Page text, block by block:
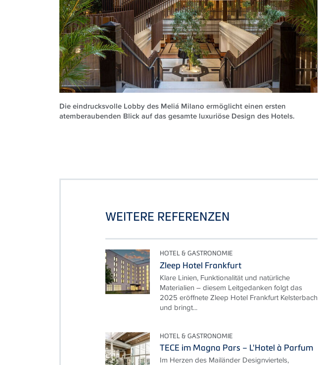
Die eindrucksvolle Lobby des Meliá Milano ermöglicht einen ersten
atemberaubenden Blick auf das gesamte luxuriöse Design des Hotels.
WEITERE REFERENZEN
HOTEL & GASTRONOMIE
Zleep Hotel Frankfurt
Klare Linien, Funktionalität und natürliche
Materialien – diesem Leitgedanken folgt das
2025 eröffnete Zleep Hotel Frankfurt Kelsterbach
und bringt...
HOTEL & GASTRONOMIE
TECE im Magna Pars – L'Hotel à Parfum
Im Herzen des Mailänder Designviertels,